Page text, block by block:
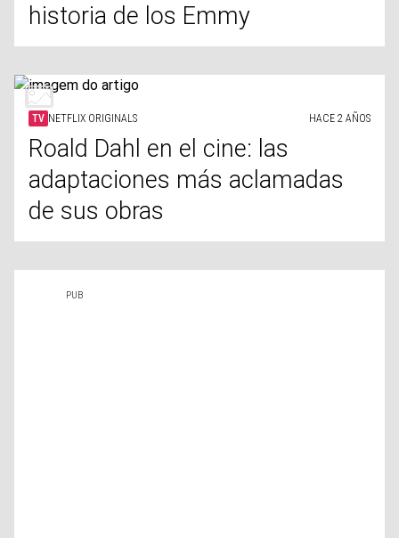
historia de los Emmy
TV NETFLIX ORIGINALS HACE 2 AÑOS
Roald Dahl en el cine: las
adaptaciones más aclamadas
de sus obras